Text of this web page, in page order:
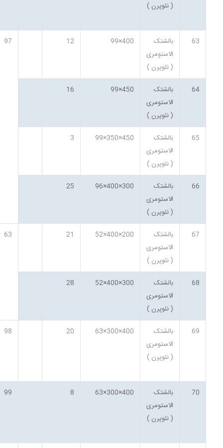
( نئوپرن )
63
بالشتک
الاستومری
( نئوپرن )
400×99
12
97
64
بالشتک
الاستومری
( نئوپرن )
450×99
16
65
بالشتک
الاستومری
( نئوپرن )
450×350×99
3
66
بالشتک
الاستومری
( نئوپرن )
300×400×96
25
67
بالشتک
الاستومری
( نئوپرن )
200×400×52
21
63
68
بالشتک
الاستومری
( نئوپرن )
300×400×52
28
69
بالشتک
الاستومری
( نئوپرن )
400×300×63
20
98
70
بالشتک
الاستومری
( نئوپرن )
400×300×63
8
99